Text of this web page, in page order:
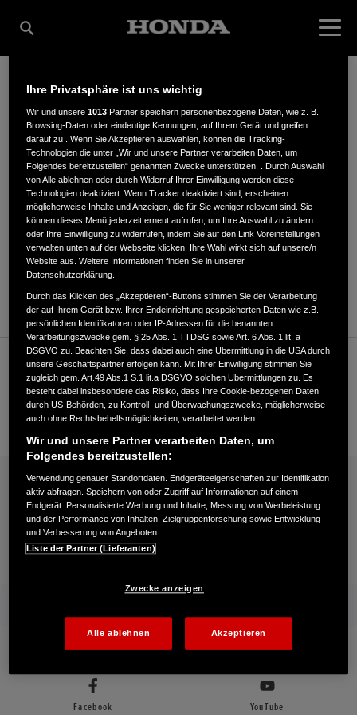
WALDEMAR BÄR
Nageler Str. 17,96328,Küps (Oberlangenstadt)
ANFAHRTSBESCHREIBUNG ANFORDERN
WEBSITE
Verkauf / Kundendienst
09264/6281
Honda
Schneefräsen
Waldemar Bär - Schneefräsen – Honda - HONDA Deutschland Offizielle Website |
The Power of Dreams
Folgen Sie uns auf
Facebook YouTube
Ihre Privatsphäre ist uns wichtig
Wir und unsere1013 Partner speichern personenbezogene Daten, wie z. B.
Browsing-Daten oder eindeutige Kennungen, auf Ihrem Gerät und greifen
darauf zu . Wenn Sie Akzeptieren auswählen, können die Tracking-
Technologien die unter „Wir und unsere Partner verarbeiten Daten, um
Folgendes bereitzustellen“ genannten Zwecke unterstützen. . Durch Auswahl
von Alle ablehnen oder durch Widerruf Ihrer Einwilligung werden diese
Technologien deaktiviert. Wenn Tracker deaktiviert sind, erscheinen
möglicherweise Inhalte und Anzeigen, die für Sie weniger relevant sind. Sie
können dieses Menü jederzeit erneut aufrufen, um Ihre Auswahl zu ändern
oder Ihre Einwilligung zu widerrufen, indem Sie auf den Link Voreinstellungen
verwalten unten auf der Webseite klicken. Ihre Wahl wirkt sich auf unsere/n
Website aus. Weitere Informationen finden Sie in unserer
Datenschutzerklärung.
Durch das Klicken des „Akzeptieren“-Buttons stimmen Sie der Verarbeitung
der auf Ihrem Gerät bzw. Ihrer Endeinrichtung gespeicherten Daten wie z.B.
persönlichen Identifikatoren oder IP-Adressen für die benannten
Verarbeitungszwecke gem. § 25 Abs. 1 TTDSG sowie Art. 6 Abs. 1 lit. a
DSGVO zu. Beachten Sie, dass dabei auch eine Übermittlung in die USA durch
unsere Geschäftspartner erfolgen kann. Mit Ihrer Einwilligung stimmen Sie
zugleich gem. Art.49 Abs.1 S.1 lit.a DSGVO solchen Übermittlungen zu. Es
besteht dabei insbesondere das Risiko, dass Ihre Cookie-bezogenen Daten
durch US-Behörden, zu Kontroll- und Überwachungszwecke, möglicherweise
auch ohne Rechtsbehelfsmöglichkeiten, verarbeitet werden.
Wir und unsere Partner verarbeiten Daten, um
Folgendes bereitzustellen:
Verwendung genauer Standortdaten. Endgeräteeigenschaften zur Identifikation
aktiv abfragen. Speichern von oder Zugriff auf Informationen auf einem
Endgerät. Personalisierte Werbung und Inhalte, Messung von Werbeleistung
und der Performance von Inhalten, Zielgruppenforschung sowie Entwicklung
und Verbesserung von Angeboten.
Liste der Partner (Lieferanten)
Zwecke anzeigen
Alle ablehnen Akzeptieren